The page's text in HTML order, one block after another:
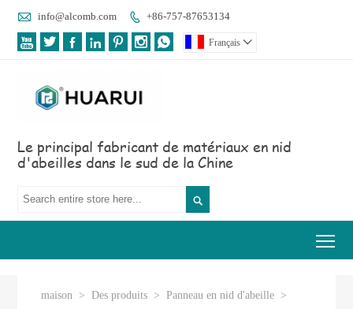
 info@alcomb.com  +86-757-87653134
       Français 
Le principal fabricant de matériaux en nid
d'abeilles dans le sud de la Chine

maison > Des produits > Panneau en nid d'abeille >